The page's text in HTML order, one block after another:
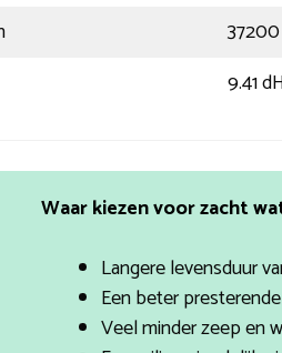
9.41
Waar kiezen voor zacht
Langere levensduur
Een beter
Veel minder zeep en